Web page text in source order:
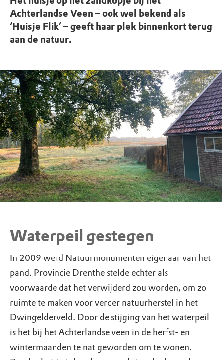
Achterlandse Veen – ook wel bekend als
‘Huisje Flik’ – geeft haar plek binnenkort terug
aan de natuur.
Waterpeil gestegen
In 2009 werd Natuurmonumenten eigenaar van het
pand. Provincie Drenthe stelde echter als
voorwaarde dat het verwijderd zou worden, om zo
ruimte te maken voor verder natuurherstel in het
Dwingelderveld. Door de stijging van het waterpeil
is het bij het Achterlandse veen in de herfst- en
wintermaanden te nat geworden om te wonen.